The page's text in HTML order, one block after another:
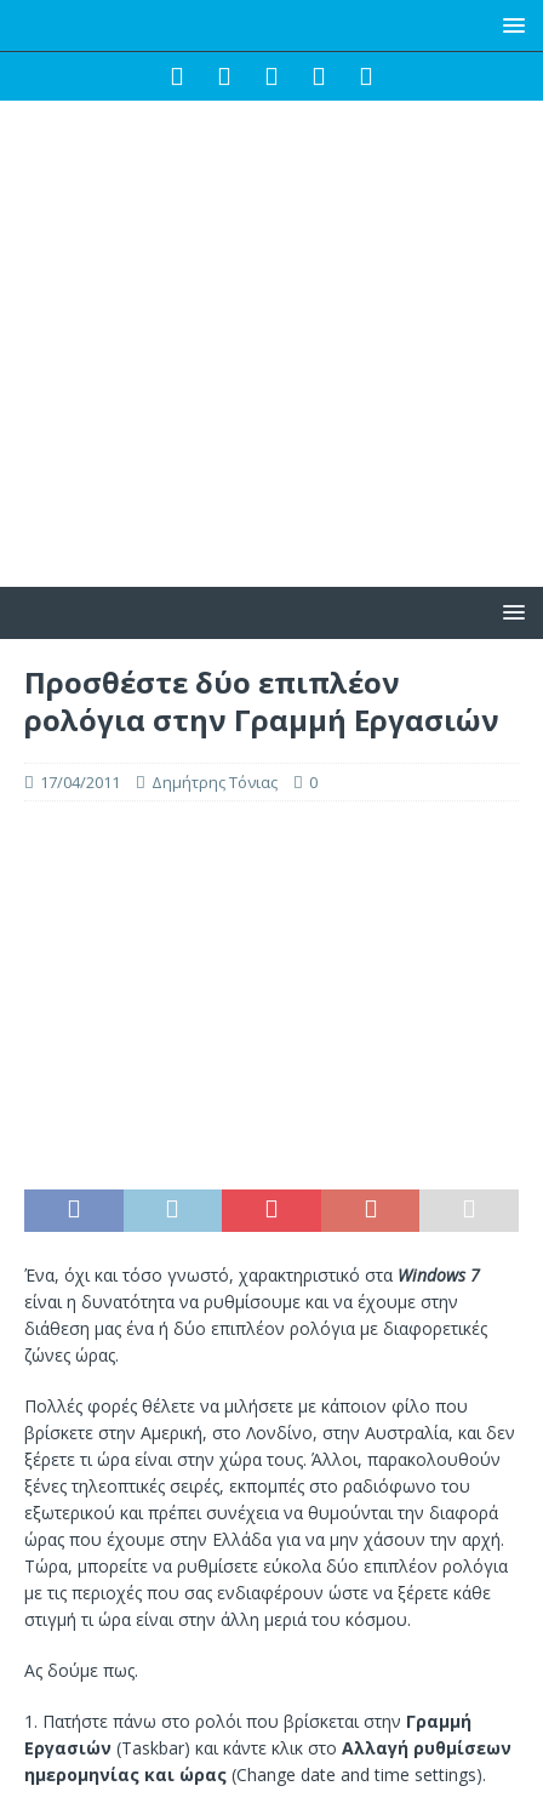
Προσθέστε δύο επιπλέον
ρολόγια στην Γραμμή Εργασιών
17/04/2011 Δημήτρης Τόνιας 0
Ένα, όχι και τόσο γνωστό, χαρακτηριστικό στα Windows 7
είναι η δυνατότητα να ρυθμίσουμε και να έχουμε στην
διάθεση μας ένα ή δύο επιπλέον ρολόγια με διαφορετικές
ζώνες ώρας.
Πολλές φορές θέλετε να μιλήσετε με κάποιον φίλο που
βρίσκετε στην Αμερική, στο Λονδίνο, στην Αυστραλία, και δεν
ξέρετε τι ώρα είναι στην χώρα τους. Άλλοι, παρακολουθούν
ξένες τηλεοπτικές σειρές, εκπομπές στο ραδιόφωνο του
εξωτερικού και πρέπει συνέχεια να θυμούνται την διαφορά
ώρας που έχουμε στην Ελλάδα για να μην χάσουν την αρχή.
Τώρα, μπορείτε να ρυθμίσετε εύκολα δύο επιπλέον ρολόγια
με τις περιοχές που σας ενδιαφέρουν ώστε να ξέρετε κάθε
στιγμή τι ώρα είναι στην άλλη μεριά του κόσμου.
Ας δούμε πως.
1. Πατήστε πάνω στο ρολόι που βρίσκεται στην Γραμμή
Εργασιών (Taskbar) και κάντε κλικ στο Αλλαγή ρυθμίσεων
ημερομηνίας και ώρας (Change date and time settings).